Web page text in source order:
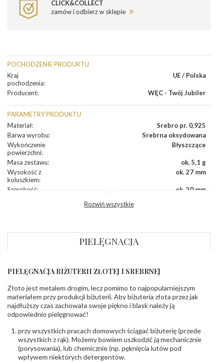
CLICK&COLLECT
zamów i odbierz w sklepie
POCHODZENIE PRODUKTU
Kraj
pochodzenia:
UE / Polska
Producent: WĘC - Twój Jubiler
PARAMETRY PRODUKTU
Materiał:
Srebro pr. 0,925
Barwa wyrobu:
Srebrna oksydowana
Wykończenie
powierzchni:
Błyszczące
Masa zestawu:
ok. 5,1 g
Wysokość z
koluszkiem:
ok. 27 mm
Szerokość:
ok. 20 mm
Do wyboru: 42 / 45 / 50 cm
Łańcuszek w
odpowiedzialny:
Suchan, ul. Kurczaba 3, 30-868 Kraków; NIP:
Bezpieczeństwo
- rodzaj
ostrzeżenia:
Nie nadaje się dla dzieci w wieku poniżej 3 lat
,Elementy w wyrobie wykonane z białego złota
zawierają nikiel
Rozwiń wszystkie
PIELĘGNACJA
PIELĘGNACJA BIŻUTERII ZŁOTEJ I SREBRNEJ
Złoto jest metalem drogim, lecz pomimo to najpopularniejszym
materiałem przy produkcji biżuterii. Aby biżuteria złota przez jak
najdłuższy czas zachowała swoje piękno i blask należy ją
odpowiednio pielęgnować!
przy wszystkich pracach domowych ściągać biżuterię (przede
wszystkich z rąk). Możemy bowiem uszkodzić ją mechanicznie
(porysowania), lub chemicznie (np. pęknięcia lutów pod
wpływem niektórych detergentów.